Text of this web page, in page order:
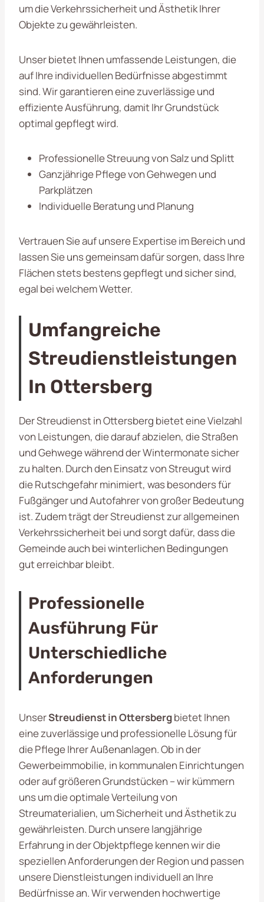
um die Verkehrssicherheit und Ästhetik Ihrer
Objekte zu gewährleisten.
Unser bietet Ihnen umfassende Leistungen, die
auf Ihre individuellen Bedürfnisse abgestimmt
sind. Wir garantieren eine zuverlässige und
effiziente Ausführung, damit Ihr Grundstück
optimal gepflegt wird.
Professionelle Streuung von Salz und Splitt
Ganzjährige Pflege von Gehwegen und
Parkplätzen
Individuelle Beratung und Planung
Vertrauen Sie auf unsere Expertise im Bereich und
lassen Sie uns gemeinsam dafür sorgen, dass Ihre
Flächen stets bestens gepflegt und sicher sind,
egal bei welchem Wetter.
Umfangreiche
Streudienstleistungen
In Ottersberg
Der Streudienst in Ottersberg bietet eine Vielzahl
von Leistungen, die darauf abzielen, die Straßen
und Gehwege während der Wintermonate sicher
zu halten. Durch den Einsatz von Streugut wird
die Rutschgefahr minimiert, was besonders für
Fußgänger und Autofahrer von großer Bedeutung
ist. Zudem trägt der Streudienst zur allgemeinen
Verkehrssicherheit bei und sorgt dafür, dass die
Gemeinde auch bei winterlichen Bedingungen
gut erreichbar bleibt.
Professionelle
Ausführung Für
Unterschiedliche
Anforderungen
UnserStreudienst in Ottersbergbietet Ihnen
eine zuverlässige und professionelle Lösung für
die Pflege Ihrer Außenanlagen. Ob in der
Gewerbeimmobilie, in kommunalen Einrichtungen
oder auf größeren Grundstücken – wir kümmern
uns um die optimale Verteilung von
Streumaterialien, um Sicherheit und Ästhetik zu
gewährleisten. Durch unsere langjährige
Erfahrung in der Objektpflege kennen wir die
speziellen Anforderungen der Region und passen
unsere Dienstleistungen individuell an Ihre
Bedürfnisse an. Wir verwenden hochwertige